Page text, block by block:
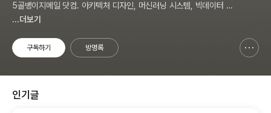
5골뱅이지메일 닷컴. 아키텍처 디자인, 머신러닝 시스템, 빅데이터 설
계, DEVOPS/SRE, 애자일 방법론,쿠버네티스,마이크로서비스, Ch
Linkedin : https://www.linkedin.com/in/terrycho75/
...더보기
구독하기 방명록
인기글